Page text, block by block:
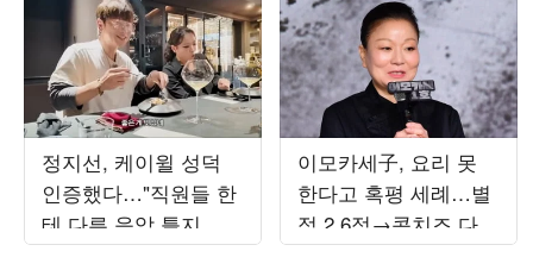
정지선, 케이윌 성덕
인증했다…"직원들 한
테 다른 음악 틀지 말
라 해" 팬심 ('칼있으
이모카세子, 요리 못
한다고 혹평 세례…별
점 2.6점→콘치즈 다
굳어 "버려라"('스레